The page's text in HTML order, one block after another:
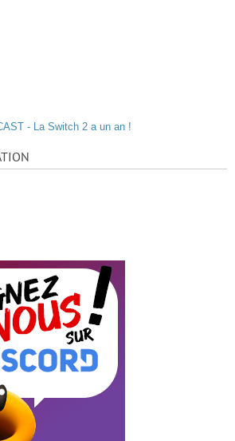
- La Switch 2 a un an !